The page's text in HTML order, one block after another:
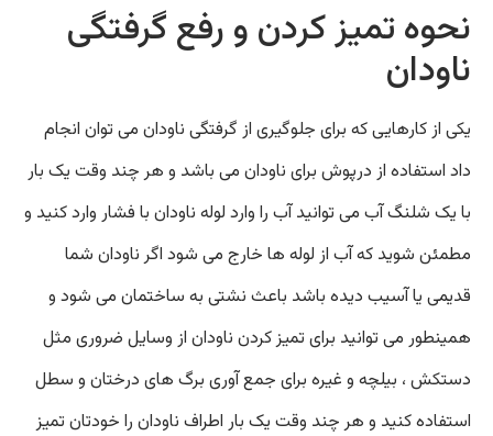
نحوه تمیز کردن و رفع گرفتگی
ناودان
یکی از کارهایی که برای جلوگیری از گرفتگی ناودان می توان انجام
داد استفاده از درپوش برای ناودان می باشد و هر چند وقت یک بار
با یک شلنگ آب می توانید آب را وارد لوله ناودان با فشار وارد کنید و
مطمئن شوید که آب از لوله ها خارج می شود اگر ناودان شما
قدیمی یا آسیب دیده باشد باعث نشتی به ساختمان می شود و
همینطور می توانید برای تمیز کردن ناودان از وسایل ضروری مثل
دستکش ، بیلچه و غیره برای جمع آوری برگ های درختان و سطل
استفاده کنید و هر چند وقت یک بار اطراف ناودان را خودتان تمیز